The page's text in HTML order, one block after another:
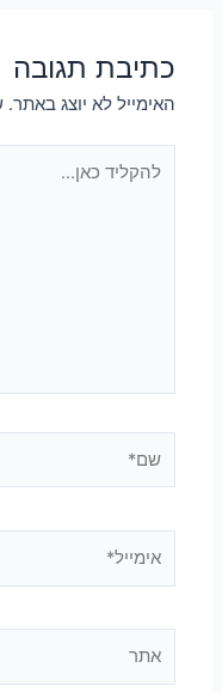
כתיבת תגובה
האימייל לא יוצג באתר.